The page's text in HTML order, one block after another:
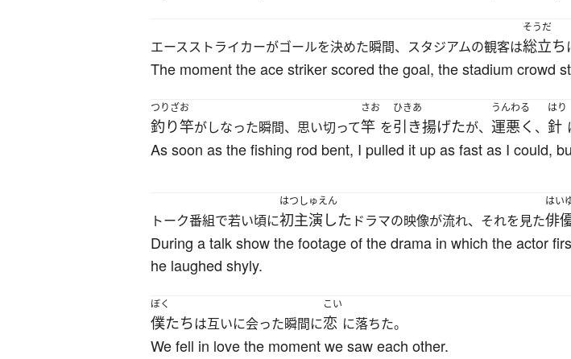
エースストライカーがゴールを決めた瞬間、スタジアムの観客は
そうだ
総立ち
The moment the ace striker scored the goal, the stadium crowd
つりざお
釣り竿がしなった瞬間、思い切って
さお
竿 を
ひきあ
引き揚げたが、
うんわる
運悪く 、
はり
針
As soon as the fishing rod bent, I pulled it up as fast as I could,
トーク番組で若い頃に
はつしゅえん
初主演した ドラマの映像が流れ、それを見た
はい
俳
During a talk show the footage of the drama in which the actor
he laughed shyly.
ぼく
僕たちは互いに会った瞬間に
こい
恋 に落ちた。
We fell in love the moment we saw each other.